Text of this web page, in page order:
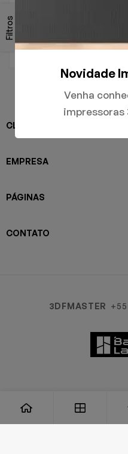
Filtros
CLIENTES
EMPRESA
PÁGINAS
CONTATO
3DFMASTER
Novidade
Venha
impressoras